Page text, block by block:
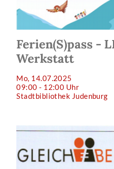
Ferien(S)pass -
Werkstatt
Mo, 14.07.2025
09:00 - 12:00 Uhr
Stadtbibliothek Judenburg